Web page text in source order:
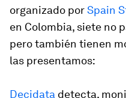
organizado porSpain
en Colombia, siete no
pero también tienen
las presentamos:
Decidata detecta,